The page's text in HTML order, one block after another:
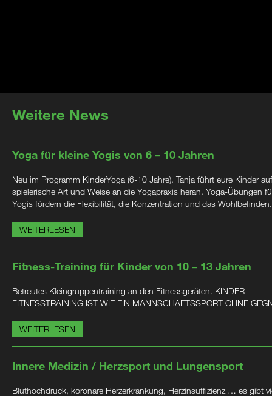
Weitere News
Yoga für kleine Yogis von 6 – 10 Jahren
Neu im Programm KinderYoga (6-10 Jahre). Tanja führt eure Kinder auf
spielerische Art und Weise an die Yogapraxis heran. Yoga-Übungen
Yogis fördern die Flexibilität, die Konzentration und das Wohlbefinden.
WEITERLESEN
Fitness-Training für Kinder von 10 – 13 Jahren
Betreutes Kleingruppentraining an den Fitnessgeräten. KINDER-
FITNESSTRAINING IST WIE EIN MANNSCHAFTSSPORT OHNE
WEITERLESEN
Innere Medizin / Herzsport und Lungensport
Bluthochdruck, koronare Herzerkrankung, Herzinsuffizienz … es gibt